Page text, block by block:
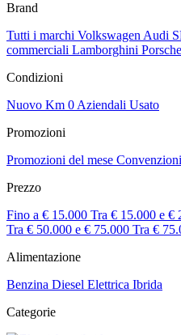
Brand
Tutti i marchi Volkswagen Audi
commerciali Lamborghini Porsche
Condizioni
Nuovo Km 0 Aziendali Usato
Promozioni
Promozioni del mese Convenzioni
Prezzo
Fino a € 15.000 Tra € 15.000 e €
Tra € 50.000 e € 75.000 Tra €
Alimentazione
Benzina Diesel Elettrica Ibrida
Categorie